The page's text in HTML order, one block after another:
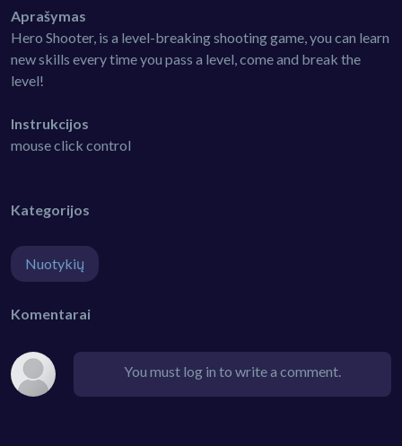
Aprašymas
Hero Shooter, is a level-breaking shooting game, you can learn
new skills every time you pass a level, come and break the
level!
Instrukcijos
mouse click control
Kategorijos
Nuotykių
Komentarai
You must log in to write a comment.